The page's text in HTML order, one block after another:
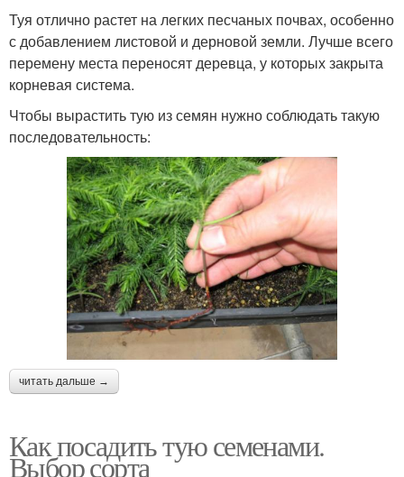
Туя отлично растет на легких песчаных почвах, особенно
с добавлением листовой и дерновой земли. Лучше всего
перемену места переносят деревца, у которых закрыта
корневая система.
Чтобы вырастить тую из семян нужно соблюдать такую
последовательность:
читать дальше →
Как посадить тую семенами.
Выбор сорта